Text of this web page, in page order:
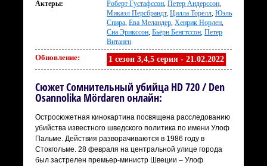
Актеры:
Роберт Густафссон, Петер Андерссон,
Микаэл Персбрандт, Цилла Торелл, Юэль
Спира, Ева Меландер, Хенрик Норлен,
Сиа Эрикссон, Бьёрн Бенгтссон, Петер
Витанен
Обновление: 1 сезон 3,4,5 серия - 21.02.2022
Сюжет Сомнительный убийца HD 720 / Den
Osannolika Mördaren онлайн:
Остросюжетная кинокартина посвящена расследованию
убийства известного шведского политика по имени Улоф
Пальме. Действия разворачиваются в 1986 году в
Стокгольме. 28 февраля на центральной улице города
был застрелен премьер-министр Швеции – Улоф